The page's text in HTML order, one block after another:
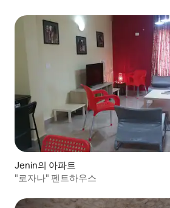
Jenin의 아파트
"로자나" 펜트하우스